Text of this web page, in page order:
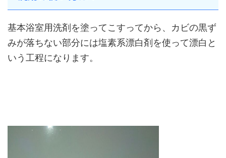
基本浴室用洗剤を塗ってこすってから、カビの黒ず
みが落ちない部分には塩素系漂白剤を使って漂白と
いう工程になります。